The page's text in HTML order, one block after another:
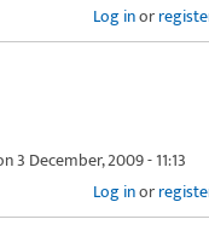
Log inor
3 December, 2009 - 11:13
Log inor